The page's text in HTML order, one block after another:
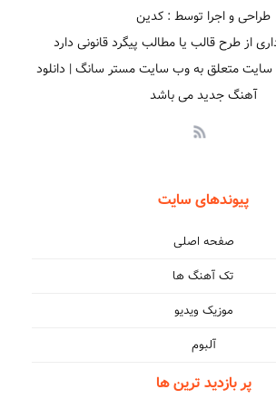
طراحی و اجرا توسط : کدین
از طرح قالب یا مطالب پیگرد قانونی دارد
متعلق به وب سایت مستر سانگ | دانلود
آهنگ جدید می باشد
پیوندهای سایت
صفحه اصلی
تک آهنگ ها
موزیک ویدیو
آلبوم
پر بازدید ترین ها